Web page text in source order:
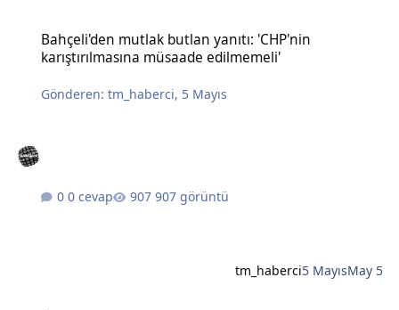
Bahçeli'den mutlak butlan yanıtı: 'CHP'nin
karıştırılmasına müsaade edilmemeli'
Gönderen:tm_haberci, 5 Mayıs
0 cevap 907 görüntü
tm_haberci5 MayısMay 5